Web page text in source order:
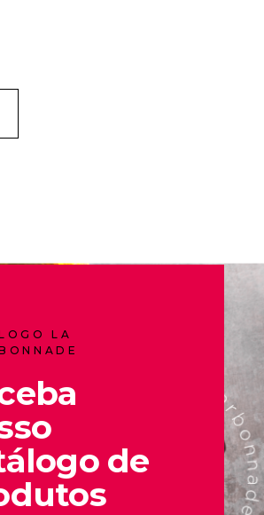
LA
de